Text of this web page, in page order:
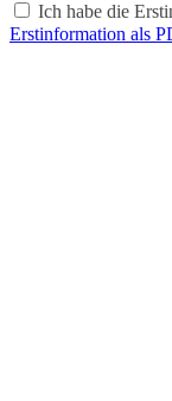
Ich habe die
Erstinformation als